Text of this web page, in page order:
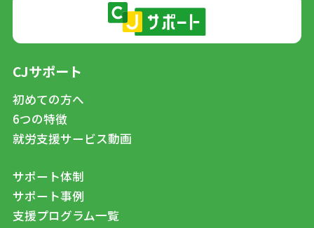
CJサポート
初めての方へ
6つの特徴
就労支援サービス動画
サポート体制
サポート事例
支援プログラム一覧